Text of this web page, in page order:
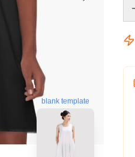
blank template